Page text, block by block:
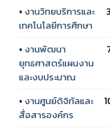
• งานวิทยบริการและ
เทคโนโลยีการศึกษา
• งานพัฒนา
ยุทธศาสตร์แผนงาน
และงบประมาณ
• งานศูนย์ดิจิทัลและ
สื่อสารองค์กร